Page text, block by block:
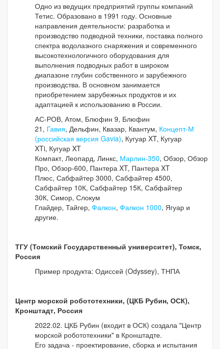
Одно из ведущих предприятий группы компаний
Тетис. Образовано в 1991 году. Основные
направления деятельности: разработка и
производство подводной техники, поставка полного
спектра водолазного снаряжения и современного
высокотехнологичного оборудования для
выполнения подводных работ в широком
диапазоне глубин собственного и зарубежного
производства. В основном занимается
приобретением зарубежных продуктов и их
адаптацией к использованию в России.
АС-РОВ, Атом, Блюфин 9, Блюфин
21, Гавия, Дельфин, Квазар, Квантум, Концепт-М
(российская версия Gavia), Кугуар XT, Кугуар
XTi, Кугуар XT
Компакт, Леопард, Линкс, Марлин-350, Обзор, Обзор
Про, Обзор-600, Пантера XT, Пантера XT
Плюс, Сабфайтер 3000, Сабфайтер 4500,
Сабфайтер 10К, Сабфайтер 15К, Сабфайтер
30К, Симор, Слокум
Глайдер, Тайгер, Фалкон, Фалкон 1000, Ягуар и
другие.
ТГУ (Томский Государственный университет), Томск,
Россия
Пример продукта: Одиссей (Odyssey), ТНПА
Центр морской робототехники, (ЦКБ Рубин, ОСК),
Кронштадт, Россия
2022.02. ЦКБ Рубин (входит в ОСК) создала "Центр
морской робототехники" в Кронштадте.
Его задача - проектирование, сборка и испытания